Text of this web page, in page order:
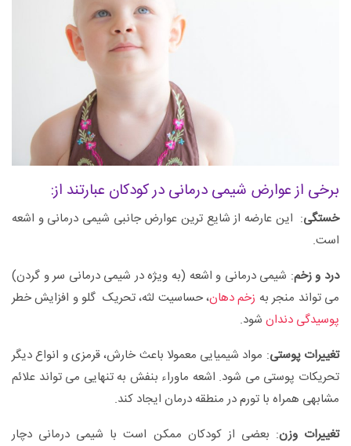
برخی از عوارض شیمی درمانی در کودکان عبارتند از:
خستگی: این عارضه از شایع ترین عوارض جانبی شیمی درمانی و اشعه
است.
درد و زخم: شیمی درمانی و اشعه (به ویژه در شیمی درمانی سر و گردن)
می تواند منجر به زخم دهان، حساسیت لثه، تحریک گلو و افزایش خطر
پوسیدگی دندان شود.
تغییرات پوستی: مواد شیمیایی معمولا باعث خارش، قرمزی و انواع دیگر
تحریکات پوستی می شود. اشعه ماوراء بنفش به تنهایی می تواند علائم
مشابهی همراه با تورم در منطقه درمان ایجاد کند.
تغییرات وزن: بعضی از کودکان ممکن است با شیمی درمانی دچار